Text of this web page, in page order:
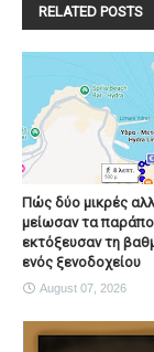
RELATED POSTS
Πώς δύο μικρές
μείωσαν τα
εκτόξευσαν τη
ενός ξενοδοχείου
August 07, 2026